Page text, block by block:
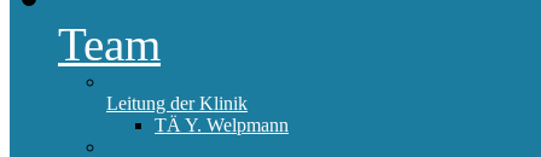
Team
Leitung der Klinik
TÄ Y. Welpmann